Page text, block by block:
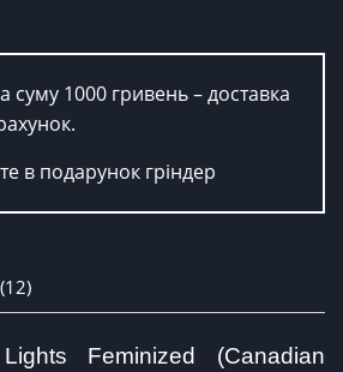
суму 1000 гривень – доставка
в подарунок гріндер
Feminized (Canadian